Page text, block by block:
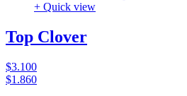
+ Quick view
Top Clover
$3.100
$1.860